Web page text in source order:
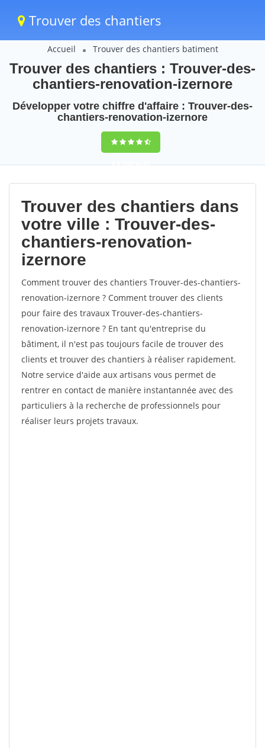
Trouver des chantiers
Accueil Trouver des chantiers batiment
Trouver des chantiers : Trouver-des-
chantiers-renovation-izernore
Développer votre chiffre d'affaire : Trouver-des-
chantiers-renovation-izernore
9,5(100%)82
votes
Trouver des chantiers dans
votre ville : Trouver-des-
chantiers-renovation-
izernore
Comment trouver des chantiers Trouver-des-chantiers-
renovation-izernore ? Comment trouver des clients
pour faire des travaux Trouver-des-chantiers-
renovation-izernore ? En tant qu'entreprise du
bâtiment, il n'est pas toujours facile de trouver des
clients et trouver des chantiers à réaliser rapidement.
Notre service d'aide aux artisans vous permet de
rentrer en contact de manière instantannée avec des
particuliers à la recherche de professionnels pour
réaliser leurs projets travaux.